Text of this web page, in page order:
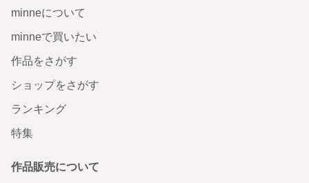
minneについて
minneで買いたい
作品をさがす
ショップをさがす
ランキング
特集
作品販売について